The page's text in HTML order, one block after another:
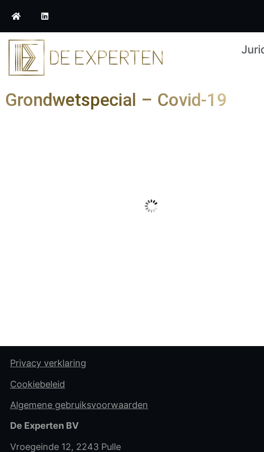
Grondwetspecial – Covid-19
Privacy verklaring
Cookiebeleid
Algemene gebruiksvoorwaarden
De Experten BV
Vroegeinde 12, 2243 Pulle